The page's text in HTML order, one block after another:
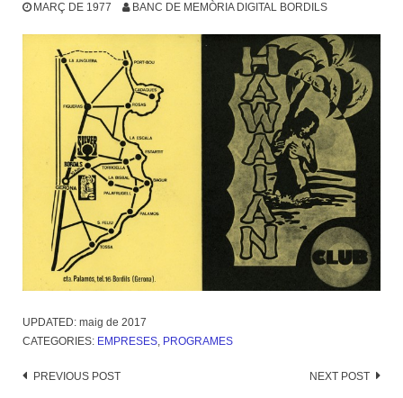
MARÇ DE 1977 BANC DE MEMÒRIA DIGITAL BORDILS
UPDATED: maig de 2017
CATEGORIES: EMPRESES PROGRAMES
Post
PREVIOUS POST NEXT POST